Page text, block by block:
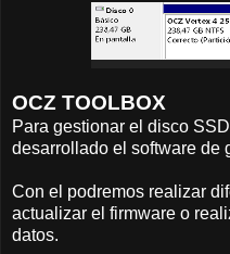
OCZ TOOLBOX
Para gestionar el disco
desarrollado el software de
Con el podremos realizar
actualizar el firmware o
datos.